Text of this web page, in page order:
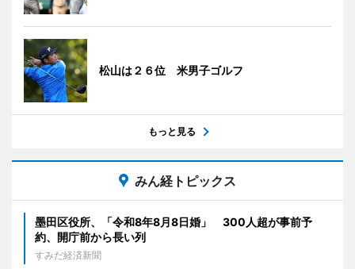
松山は２６位 米男子ゴルフ
もっと見る
みん経トピックス
墨田区役所、「令和8年8月8日婚」 300人超が事前予
約、開庁前から長い列
すみだ経済新聞